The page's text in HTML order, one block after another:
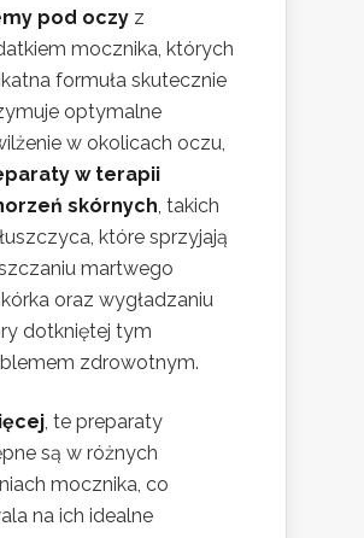
pod oczy z
mocznika, których
formuła skutecznie
optymalne
w okolicach oczu,
w terapii
skórnych, takich
które sprzyjają
martwego
oraz wygładzaniu
dotkniętej tym
zdrowotnym.
, te preparaty
są w różnych
mocznika, co
na ich idealne